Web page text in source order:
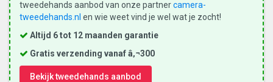
tweedehands aanbod van onze partnercamera-
tweedehands.nl en wie weet vind je wel wat je zocht!
Altijd 6 tot 12 maanden garantie
Gratis verzending vanaf â‚¬300
Bekijk tweedehands aanbod